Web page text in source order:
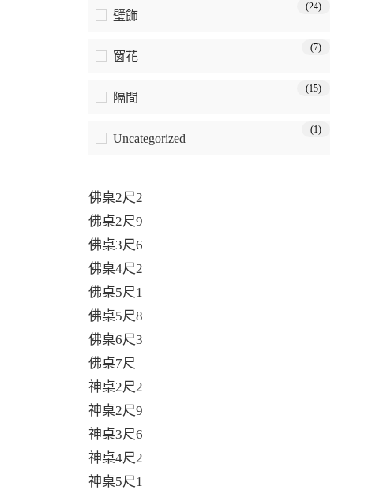
璧飾
(24)
窗花
(7)
隔間
(15)
Uncategorized
(1)
佛桌2尺2
佛桌2尺9
佛桌3尺6
佛桌4尺2
佛桌5尺1
佛桌5尺8
佛桌6尺3
佛桌7尺
神桌2尺2
神桌2尺9
神桌3尺6
神桌4尺2
神桌5尺1